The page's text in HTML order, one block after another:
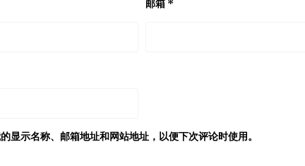
邮箱 *
显示名称、邮箱地址和网站地址，以便下次评论时使用。